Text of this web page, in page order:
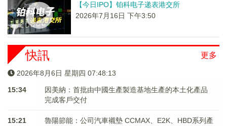
【今日IPO】铂科电子递表港交所
2026年7月16日 下午3:50
更多
快訊
2026年8月6日 星期四 07:48:13
15:34
因美納：首批由中國生產製造基地生產的本土化產品
完成客戶交付
15:21
魯陽節能：公司汽車襯墊 CCMAX、E2K、HBD系列產